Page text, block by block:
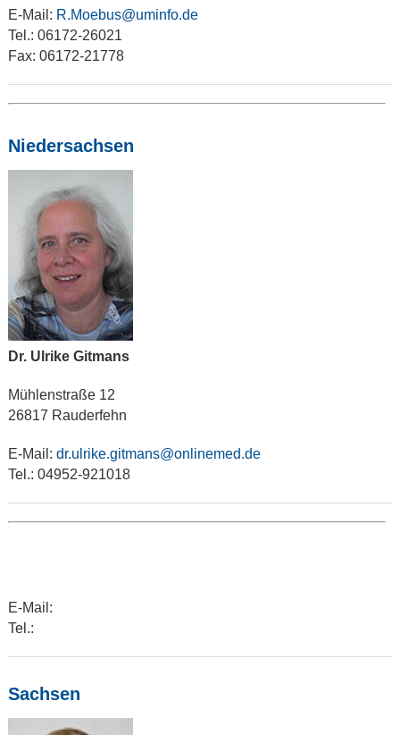
E-Mail: R.Moebus@uminfo.de
Tel.: 06172-26021
Fax: 06172-21778
Niedersachsen
Dr. Ulrike Gitmans
Mühlenstraße 12
26817 Rauderfehn
E-Mail: dr.ulrike.gitmans@onlinemed.de
Tel.: 04952-921018
E-Mail:
Tel.:
Sachsen